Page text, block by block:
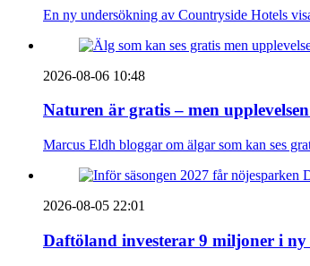
En ny undersökning av Countryside Hotels
2026-08-06 10:48
Naturen är gratis – men
Marcus Eldh bloggar om älgar som kan ses
2026-08-05 22:01
Daftöland investerar 9 miljoner i